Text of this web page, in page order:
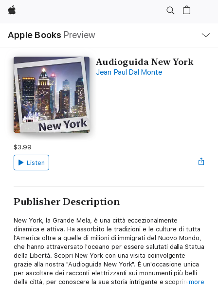
Apple
Apple Books Preview
Nav
Open
Menu
Audioguida New York
Jean Paul Dal Monte
$3.99
Listen
Publisher Description
New York, la Grande Mela, è una città eccezionalmente
dinamica e attiva. Ha assorbito le tradizioni e le culture di tutta
l'America oltre a quelle di milioni di immigrati del Nuovo Mondo,
che hanno attraversato l'oceano per essere salutati dalla Statua
della Libertà. Scopri New York con una visita coinvolgente
grazie alla nostra "Audioguida New York". È un'occasione unica
per ascoltare dei racconti elettrizzanti sui monumenti più belli
della città, per conoscere la sua storia intrigante e scopriremore